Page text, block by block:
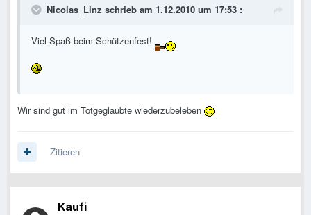
Nicolas_Linz schrieb am 1.12.2010 um 17:53 :
Viel Spaß beim Schützenfest!
Wir sind gut im Totgeglaubte wiederzubeleben
Zitieren
Kaufi